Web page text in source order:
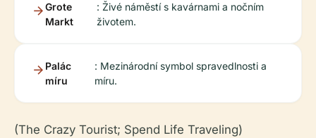
Grote
Markt
: Živé náměstí s kavárnami a nočním
životem.
Palác
míru
: Mezinárodní symbol spravedlnosti a
míru.
(The Crazy Tourist; Spend Life Traveling)